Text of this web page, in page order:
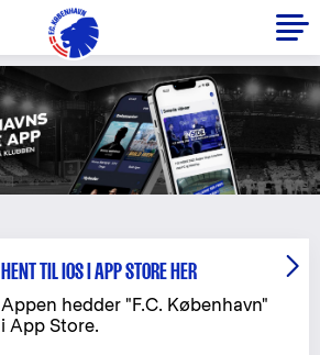
HENT TIL IOS I APP STORE HER
Appen hedder "F.C. København"
i App Store.